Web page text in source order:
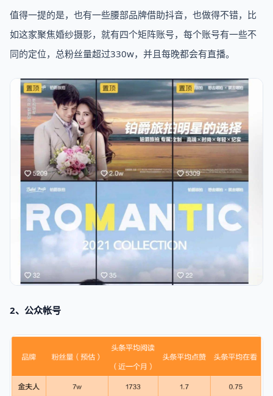
值得一提的是，也有一些腰部品牌借助抖音，也做得不错，比
如这家聚焦婚纱摄影，就有四个矩阵账号，每个账号有一些不
同的定位，总粉丝量超过330w，并且每晚都会有直播。
2、公众帐号